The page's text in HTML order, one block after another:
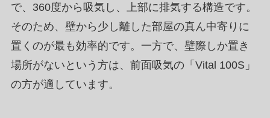
で、360度から吸気し、上部に排気する構造です。
そのため、壁から少し離した部屋の真ん中寄りに
置くのが最も効率的です。一方で、壁際しか置き
場所がないという方は、前面吸気の「Vital 100S」
の方が適しています。